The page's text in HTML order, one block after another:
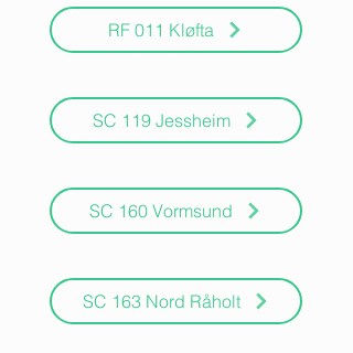
RF 011 Kløfta
SC 119 Jessheim
SC 160 Vormsund
SC 163 Nord Råholt